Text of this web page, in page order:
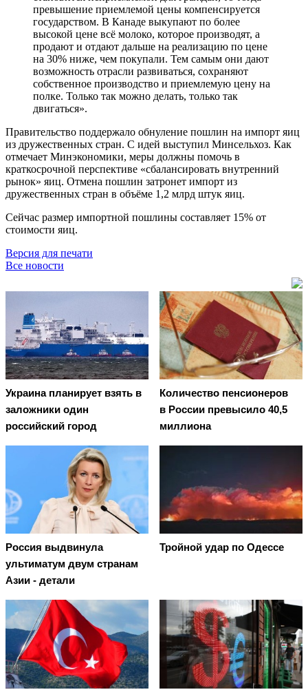
превышение приемлемой цены компенсируется
государством. В Канаде выкупают по более
высокой цене всё молоко, которое производят, а
продают и отдают дальше на реализацию по цене
на 30% ниже, чем покупали. Тем самым они дают
возможность отрасли развиваться, сохраняют
собственное производство и приемлемую цену на
полке. Только так можно делать, только так
двигаться».
Правительство поддержало обнуление пошлин на импорт яиц
из дружественных стран. С идей выступил Минсельхоз. Как
отмечает Минэкономики, меры должны помочь в
краткосрочной перспективе «сбалансировать внутренний
рынок» яиц. Отмена пошлин затронет импорт из
дружественных стран в объёме 1,2 млрд штук яиц.
Сейчас размер импортной пошлины составляет 15% от
стоимости яиц.
Версия для печати
Все новости
Украина планирует взять в
заложники один
российский город
Количество пенсионеров
в России превысило 40,5
миллиона
Россия выдвинула
ультиматум двум странам
Азии - детали
Тройной удар по Одессe